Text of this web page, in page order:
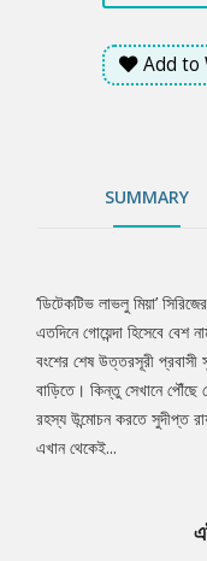
Add to
SUMMARY
Tab
Article
‘ডিটেকটিভ লাভলু মিয়া’
এতদিনে গোয়েন্দা হিসেবে বেশ
বংশের শেষ উত্তরসূরী প্রবাসী
বাড়িতে। কিন্তু সেখানে পৌঁছে
রহস্য উন্মোচন করতে সুদীপ্ত
এখান থেকেই...